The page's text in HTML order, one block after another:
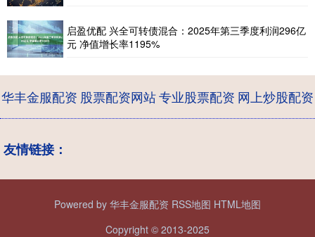
启盈优配 兴全可转债混合：2025年第三季度利润296亿
元 净值增长率1195%
华丰金服配资 股票配资网站专业股票配资 网上炒股配资
友情链接：
Powered by 华丰金服配资 RSS地图 HTML地图
Copyright © 2013-2025